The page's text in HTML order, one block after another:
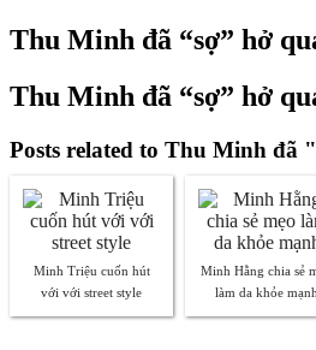
Thu Minh đã “sợ” hở
Thu Minh đã “sợ” hở
Posts related to Thu Minh đã
Minh Triệu cuốn hút
với với street style
Minh Hằng chia sẻ
làm da khỏe mạnh